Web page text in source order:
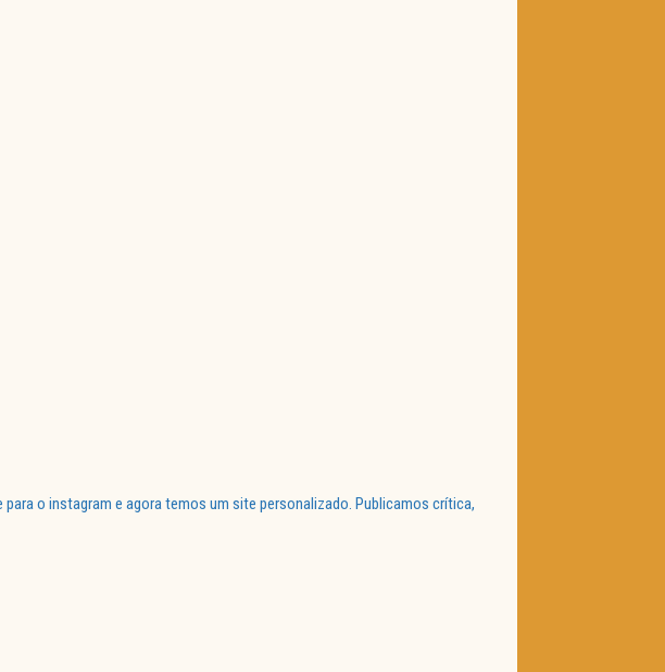
o instagram e agora temos um site personalizado. Publicamos crítica,